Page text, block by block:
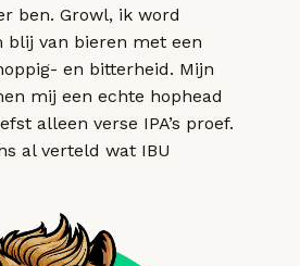
ben. Growl, ik word
blij van bieren met een
en bitterheid. Mijn
mij een echte hophead
alleen verse IPA’s proef.
al verteld wat IBU